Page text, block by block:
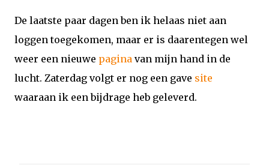
De laatste paar dagen ben ik helaas niet aan
loggen toegekomen, maar er is daarentegen wel
weer een nieuwe pagina van mijn hand in de
lucht. Zaterdag volgt er nog een gave site
waaraan ik een bijdrage heb geleverd.